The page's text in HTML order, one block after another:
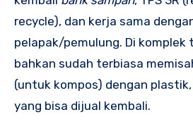
recycle), dan kerja sama
pelapak/pemulung. Di
bahkan sudah terbiasa
(untuk kompos) dengan
yang bisa dijual kembali.